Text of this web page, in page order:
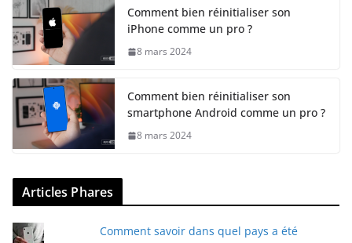
Comment bien réinitialiser son
iPhone comme un pro ?
8 mars 2024
Comment bien réinitialiser son
smartphone Android comme un pro ?
8 mars 2024
Articles Phares
Comment savoir dans quel pays a été